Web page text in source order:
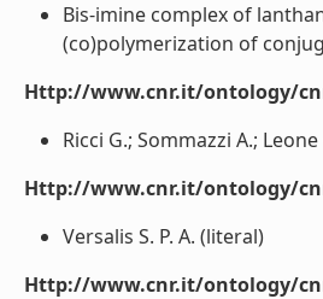
Bis-imine complex of
(co)polymerization of
Http://www.cnr.it/ontology/
Ricci G.; Sommazzi A.;
Http://www.cnr.it/ontology/
Versalis S. P. A. (literal)
Http://www.cnr.it/ontology/